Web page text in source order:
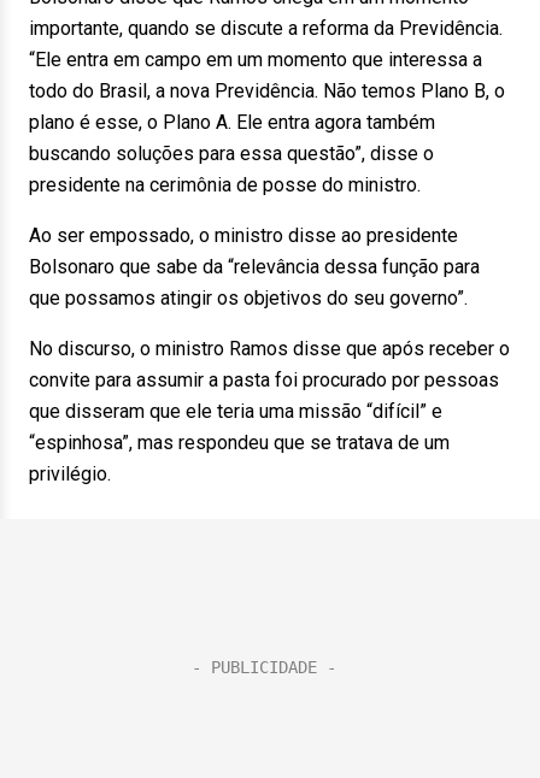
importante, quando se discute a reforma da Previdência.
“Ele entra em campo em um momento que interessa a
todo do Brasil, a nova Previdência. Não temos Plano B, o
plano é esse, o Plano A. Ele entra agora também
buscando soluções para essa questão”, disse o
presidente na cerimônia de posse do ministro.
Ao ser empossado, o ministro disse ao presidente
Bolsonaro que sabe da “relevância dessa função para
que possamos atingir os objetivos do seu governo”.
No discurso, o ministro Ramos disse que após receber o
convite para assumir a pasta foi procurado por pessoas
que disseram que ele teria uma missão “difícil” e
“espinhosa”, mas respondeu que se tratava de um
privilégio.